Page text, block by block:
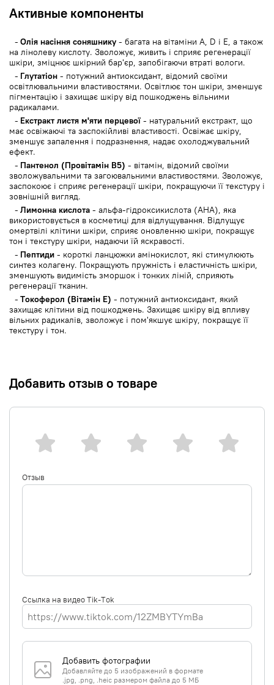
7, Citrus Aurantium Peel Extract, Ethylhexylglycerin,
Leaf Extract, Lady'S Mantle Extract, Hamamelis Virginiana
(Witch Hazel) Bark/?Leaf Extract, Mulberry Bark Extract,
Achillea Millefolium Extract, Veronica Officinalis Flower/?
Leaf/?Stem Extract, Indian Gooseberry Fruit Extract, Cowslip
Extract, Peppermint Leaf Extract, Artemisia Dracunculus Root
Extract , Panthenol, Sodium Ascorbyl Phosphate, Citric Acid,
Tocopheryl Acetate, Glyceryl Linolenate, Glyceryl Arachidonate,
Retinyl Palmitate, Biotin, Acetyl Hexapeptide-8, Copper
Tripeptide-1, Thiamine Hcl, Folic Acid, Pyridoxine,
Oligopeptide-29, Oligopeptide-32, Cyanocobalamin, Palmitoyl
Pentapeptide-4, Parfum.
Активные компоненты
Олія насіння соняшнику- багата на вітаміни A, D і E, а також
на лінолеву кислоту. Зволожує, живить і сприяє регенерації
шкіри, зміцнює шкірний бар'єр, запобігаючи втраті вологи.
Глутатіон- потужний антиоксидант, відомий своїми
освітлювальними властивостями. Освітлює тон шкіри, зменшує
пігментацію і захищає шкіру від пошкоджень вільними
радикалами.
Екстракт листя м'яти перцевої- натуральний екстракт, що
має освіжаючі та заспокійливі властивості. Освіжає шкіру,
зменшує запалення і подразнення, надає охолоджувальний
ефект.
Пантенол (Провітамін B5) - вітамін, відомий своїми
зволожувальними та загоювальними властивостями. Зволожує,
заспокоює і сприяє регенерації шкіри, покращуючи її текстуру і
зовнішній вигляд.
Лимонна кислота- альфа-гідроксикислота (AHA), яка
використовується в косметиці для відлущування. Відлущує
омертвілі клітини шкіри, сприяє оновленню шкіри, покращує
тон і текстуру шкіри, надаючи їй яскравості.
Пептиди- короткі ланцюжки амінокислот, які стимулюють
синтез колагену. Покращують пружність і еластичність шкіри,
зменшують видимість зморшок і тонких ліній, сприяють
регенерації тканин.
Токоферол (Вітамін E) - потужний антиоксидант, який
захищає клітини від пошкоджень. Захищає шкіру від впливу
вільних радикалів, зволожує і пом'якшує шкіру, покращує її
текстуру і тон.
Добавить отзыв о товаре
Отзыв
Ссылка на видео Tik-Tok
Добавить фотографии
Добавляйте до 5 изображений в формате
.jpg, .png, .heic размером файла до 5 МБ